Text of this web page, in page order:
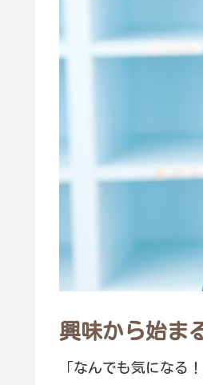
興味から始ま
「なんでも気になる